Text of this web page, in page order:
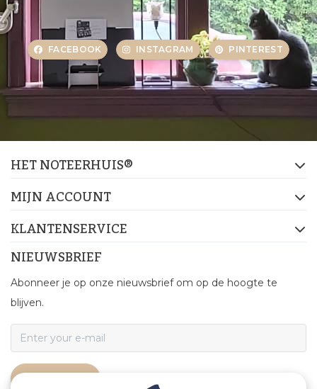
FACEBOOK INSTAGRAM PINTEREST
HET NOTEERHUIS®
MIJN ACCOUNT
KLANTENSERVICE
NIEUWSBRIEF
Abonneer je op onze nieuwsbrief om op de hoogte te
blijven.